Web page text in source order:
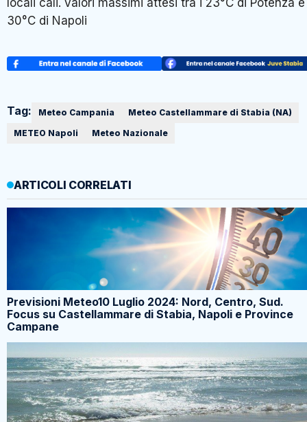
30°C di Napoli
Tag: Meteo Campania
Meteo Castellammare di Stabia (NA)
METEO Napoli
Meteo Nazionale
ARTICOLI CORRELATI
Previsioni Meteo10 Luglio 2024: Nord, Centro, Sud.
Focus su Castellammare di Stabia, Napoli e Province
Campane